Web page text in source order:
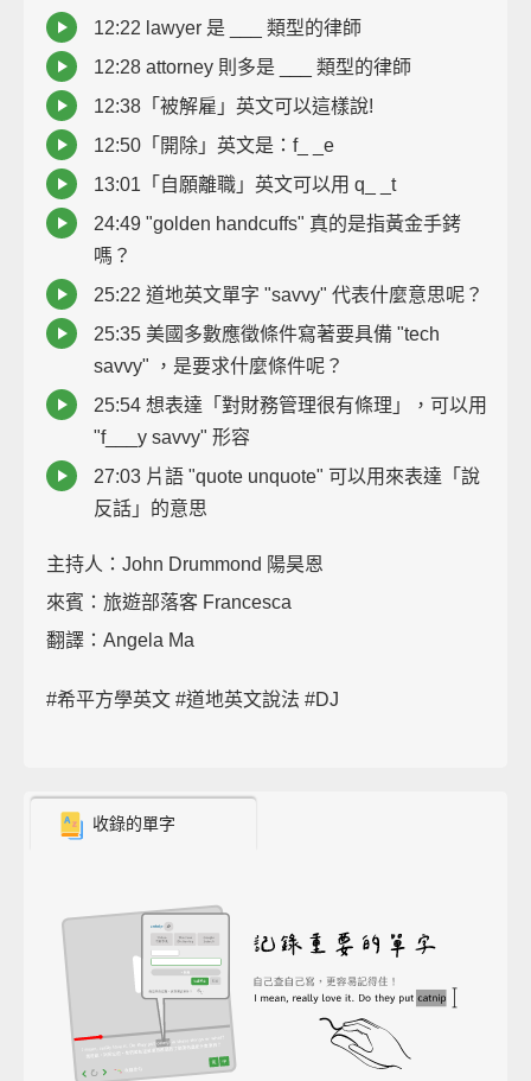
12:22 lawyer 是 ___ 類型的律師
12:28 attorney 則多是 ___ 類型的律師
12:38「被解雇」英文可以這樣說!
12:50「開除」英文是：f_ _e
13:01「自願離職」英文可以用 q_ _t
24:49 "golden handcuffs" 真的是指黃金手銬
嗎？
25:22 道地英文單字 "savvy" 代表什麼意思呢？
25:35 美國多數應徵條件寫著要具備 "tech
savvy" ，是要求什麼條件呢？
25:54 想表達「對財務管理很有條理」，可以用
"f___y savvy" 形容
27:03 片語 "quote unquote" 可以用來表達「說
反話」的意思
主持人：John Drummond 陽昊恩
來賓：旅遊部落客 Francesca
翻譯：Angela Ma
#希平方學英文 #道地英文說法 #DJ
收錄的單字